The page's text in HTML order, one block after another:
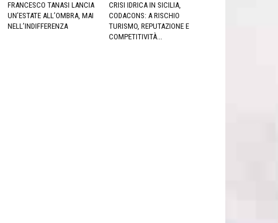
FRANCESCO TANASI LANCIA
UN’ESTATE ALL’OMBRA, MAI
NELL’INDIFFERENZA
CRISI IDRICA IN SICILIA,
CODACONS: A RISCHIO
TURISMO, REPUTAZIONE E
COMPETITIVITÀ...